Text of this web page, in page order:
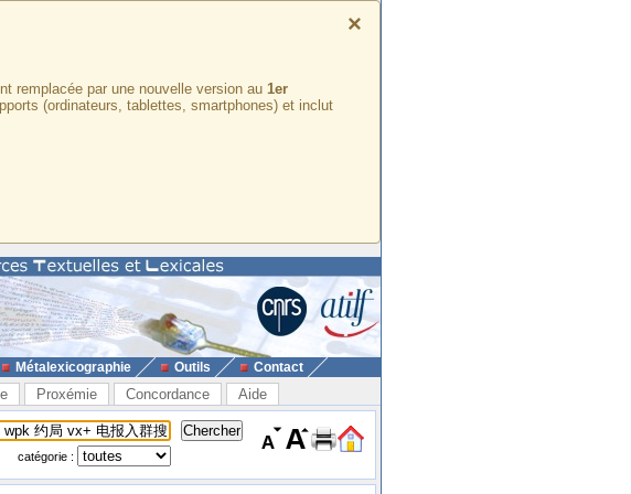
×
remplacée par une nouvelle version au 1er
(ordinateurs, tablettes, smartphones) et inclut
Métalexicographie Outils Contact
Proxémie Concordance Aide
catégorie :